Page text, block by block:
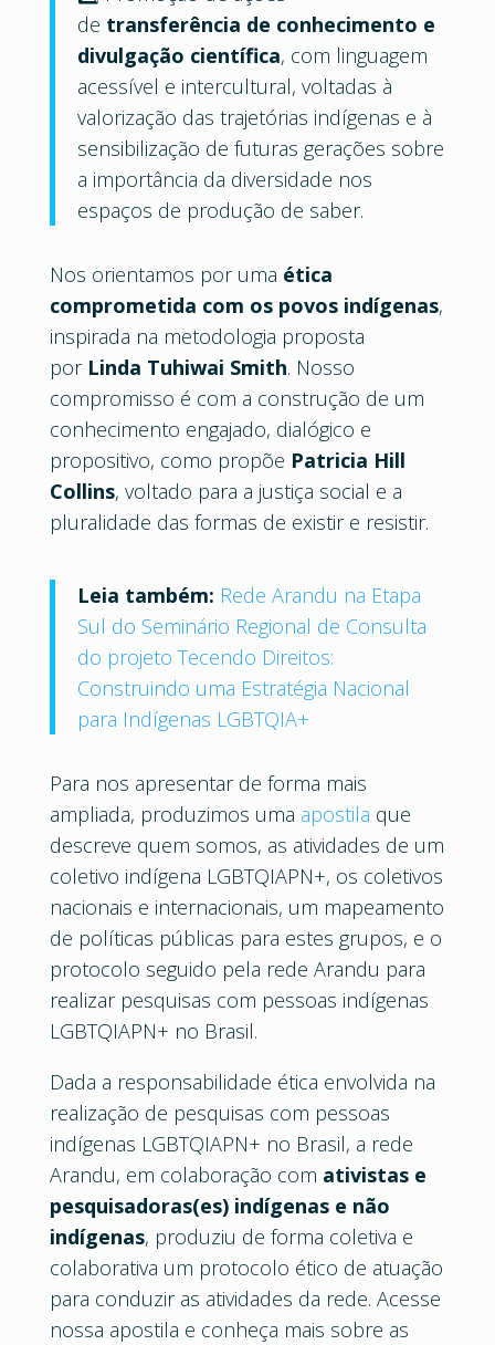
de transferência de conhecimento e
divulgação científica, com linguagem
acessível e intercultural, voltadas à
valorização das trajetórias indígenas e à
sensibilização de futuras gerações sobre
a importância da diversidade nos
espaços de produção de saber.
Nos orientamos por uma ética
comprometida com os povos indígenas,
inspirada na metodologia proposta
por Linda Tuhiwai Smith. Nosso
compromisso é com a construção de um
conhecimento engajado, dialógico e
propositivo, como propõe Patricia Hill
Collins, voltado para a justiça social e a
pluralidade das formas de existir e resistir.
Leia também: Rede Arandu na Etapa
Sul do Seminário Regional de Consulta
do projeto Tecendo Direitos:
Construindo uma Estratégia Nacional
para Indígenas LGBTQIA+
Para nos apresentar de forma mais
ampliada, produzimos uma apostila que
descreve quem somos, as atividades de um
coletivo indígena LGBTQIAPN+, os coletivos
nacionais e internacionais, um mapeamento
de políticas públicas para estes grupos, e o
protocolo seguido pela rede Arandu para
realizar pesquisas com pessoas indígenas
LGBTQIAPN+ no Brasil.
Dada a responsabilidade ética envolvida na
realização de pesquisas com pessoas
indígenas LGBTQIAPN+ no Brasil, a rede
Arandu, em colaboração com ativistas e
pesquisadoras(es) indígenas e não
indígenas, produziu de forma coletiva e
colaborativa um protocolo ético de atuação
para conduzir as atividades da rede. Acesse
nossa apostila e conheça mais sobre as